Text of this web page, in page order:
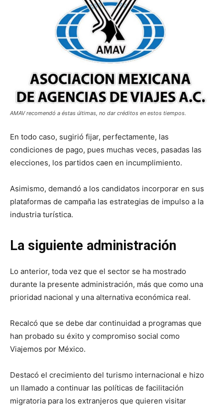
AMAV recomendó a éstas últimas, no dar créditos en estos tiempos.
En todo caso, sugirió fijar, perfectamente, las
condiciones de pago, pues muchas veces, pasadas las
elecciones, los partidos caen en incumplimiento.
Asimismo, demandó a los candidatos incorporar en sus
plataformas de campaña las estrategias de impulso a la
industria turística.
La siguiente administración
Lo anterior, toda vez que el sector se ha mostrado
durante la presente administración, más que como una
prioridad nacional y una alternativa económica real.
Recalcó que se debe dar continuidad a programas que
han probado su éxito y compromiso social como
Viajemos por México.
Destacó el crecimiento del turismo internacional e hizo
un llamado a continuar las políticas de facilitación
migratoria para los extranjeros que quieren visitar